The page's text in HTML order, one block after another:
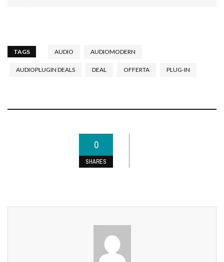
TAGS AUDIO AUDIOMODERN
AUDIOPLUGIN DEALS DEAL OFFERTA PLUG-IN
0
SHARES